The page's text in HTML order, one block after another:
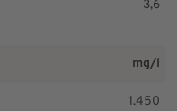
3,6
mg/l
1.450